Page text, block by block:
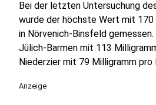
Bei der letzten Untersuchung
wurde der höchste Wert mit
in Nörvenich-Binsfeld
Jülich-Barmen mit 113
Niederzier mit 79 Milligramm pro
Anzeige